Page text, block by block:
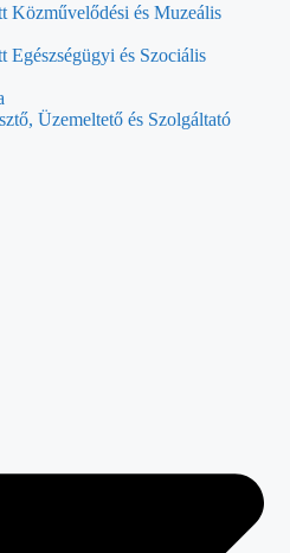
Közművelődési és Muzeális
Egészségügyi és Szociális
Üzemeltető és Szolgáltató